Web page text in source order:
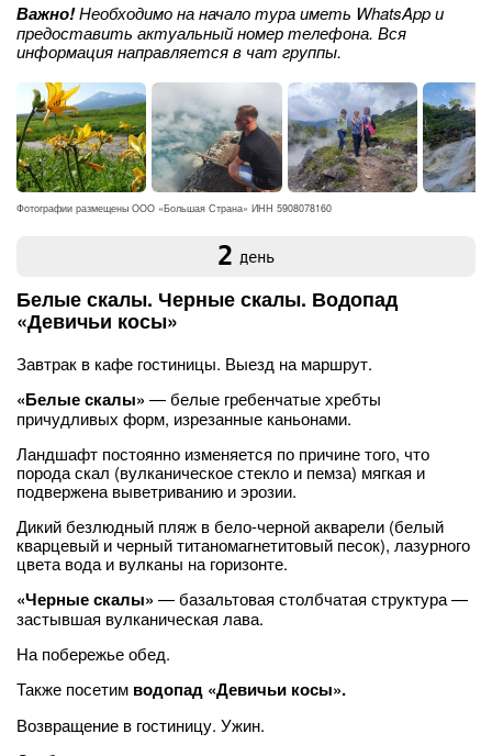
Важно!Необходимо на начало тура иметь WhatsApp и
предоставить актуальный номер телефона. Вся
информация направляется в чат группы.
Фотографии размещены ООО «Большая Страна» ИНН 5908078160
2 день
Белые скалы. Черные скалы. Водопад
«Девичьи косы»
Завтрак в кафе гостиницы. Выезд на маршрут.
«Белые скалы» — белые гребенчатые хребты
причудливых форм, изрезанные каньонами.
Ландшафт постоянно изменяется по причине того, что
порода скал (вулканическое стекло и пемза) мягкая и
подвержена выветриванию и эрозии.
Дикий безлюдный пляж в бело-черной акварели (белый
кварцевый и черный титаномагнетитовый песок), лазурного
цвета вода и вулканы на горизонте.
«Черные скалы» — базальтовая столбчатая структура —
застывшая вулканическая лава.
На побережье обед.
Также посетим водопад «Девичьи косы».
Возвращение в гостиницу. Ужин.